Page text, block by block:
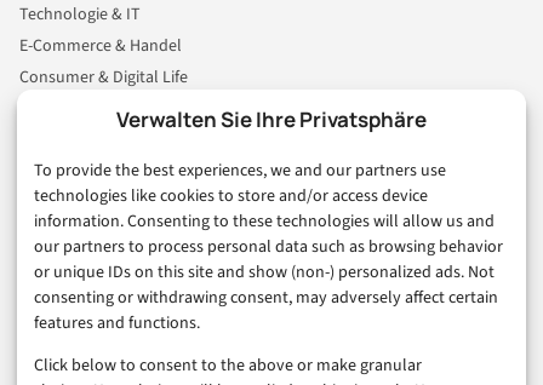
Verwalten Sie Ihre Privatsphäre
To provide the best experiences, we and our partners use
technologies like cookies to store and/or access device
information. Consenting to these technologies will allow us and
our partners to process personal data such as browsing behavior
or unique IDs on this site and show (non-) personalized ads. Not
consenting or withdrawing consent, may adversely affect certain
features and functions.
Click below to consent to the above or make granular
Technologie & IT
E-Commerce & Handel
Consumer & Digital Life
Business & Karriere
Sicherheit & Recht
Digitalisierung
Marketing
Magazin
Unsere Redaktion